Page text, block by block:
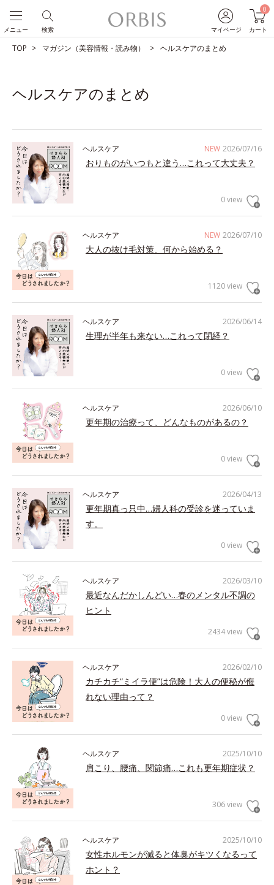
マイページ
0
カート
検索
メニュー
TOP マガジン（美容情報・読み物） ヘルスケアのまとめ
ヘルスケアのまとめ
NEW 2026/07/16
ヘルスケア
おりものがいつもと違う…これって大丈夫？
0 view
NEW 2026/07/10
ヘルスケア
大人の抜け毛対策、何から始める？
1120 view
2026/06/14
ヘルスケア
生理が半年も来ない…これって閉経？
0 view
2026/06/10
ヘルスケア
更年期の治療って、どんなものがあるの？
0 view
2026/04/13
ヘルスケア
更年期真っ只中…婦人科の受診を迷っていま
す。
0 view
2026/03/10
ヘルスケア
最近なんだかしんどい…春のメンタル不調の
ヒント
2434 view
2026/02/10
ヘルスケア
カチカチ“ミイラ便”は危険！大人の便秘が侮
れない理由って？
0 view
2025/10/10
ヘルスケア
肩こり、腰痛、関節痛…これも更年期症状？
306 view
2025/10/10
ヘルスケア
女性ホルモンが減ると体臭がキツくなるって
ホント？